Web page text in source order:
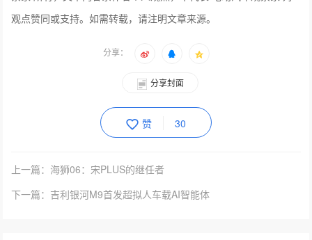
观点赞同或支持。如需转载，请注明文章来源。
分享：
分享封面
赞 30
上一篇：海狮06：宋PLUS的继任者
下一篇：吉利银河M9首发超拟人车载AI智能体